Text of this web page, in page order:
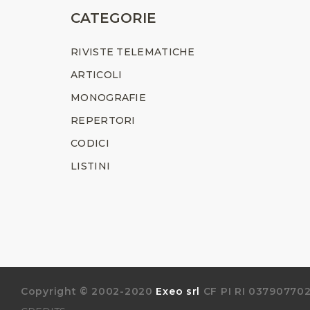
CATEGORIE
RIVISTE TELEMATICHE
ARTICOLI
MONOGRAFIE
REPERTORI
CODICI
LISTINI
Copyright © 2002-2020 Exeo srl CF PI RI